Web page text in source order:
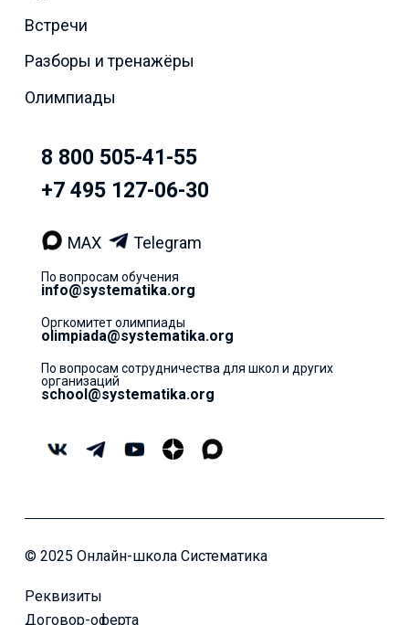
Встречи
Разборы и тренажёры
Олимпиады
8 800 505-41-55
+7 495 127-06-30
MAX Telegram
По вопросам обучения
info@systematika.org
Оргкомитет олимпиады
olimpiada@systematika.org
По вопросам сотрудничества для школ и других
организаций
school@systematika.org
© 2025 Онлайн-школа Систематика
Реквизиты
Договор-оферта